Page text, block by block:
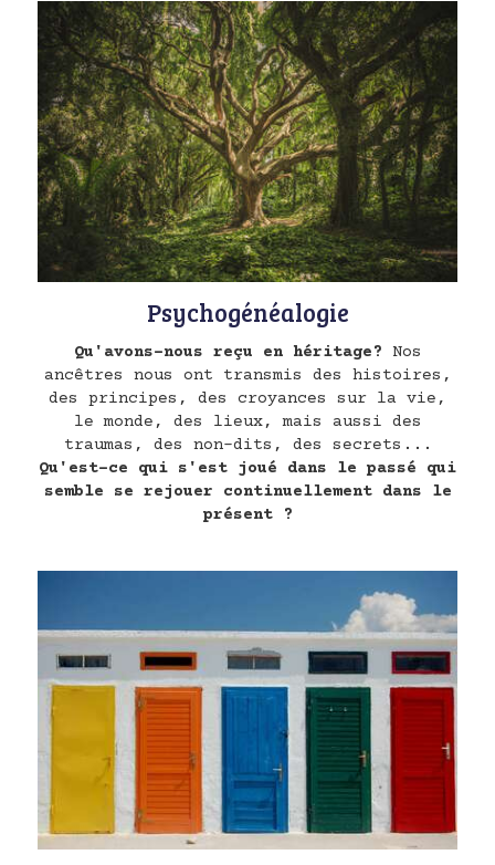
Psychogénéalogie
Qu'avons-nous reçu en héritage? Nos
ancêtres nous ont transmis des histoires,
des principes, des croyances sur la vie,
le monde, des lieux, mais aussi des
traumas, des non-dits, des secrets...
Qu'est-ce qui s'est joué dans le passé qui
semble se rejouer continuellement dans le
présent ?